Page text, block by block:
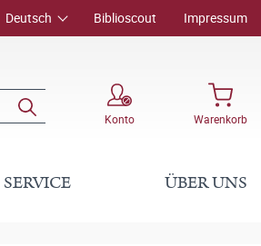
Deutsch Biblioscout Impressum
Konto Warenkorb
SERVICE ÜBER UNS